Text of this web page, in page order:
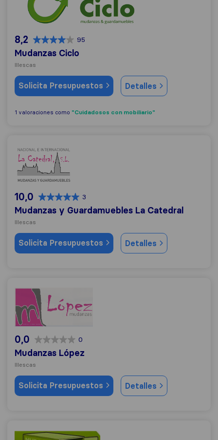
8,2 95
Mudanzas Ciclo
Illescas
Solicita Presupuestos Detalles
1 valoraciones como "Cuidadosos con mobiliario"
Mudanzas y Guardamuebles La Catedral
10,0 3
Mudanzas y Guardamuebles La Catedral
Illescas
Solicita Presupuestos Detalles
Mudanzas López
0,0 0
Mudanzas López
Illescas
Solicita Presupuestos Detalles
PORTES Y MUDANZAS DOMINGUEZ